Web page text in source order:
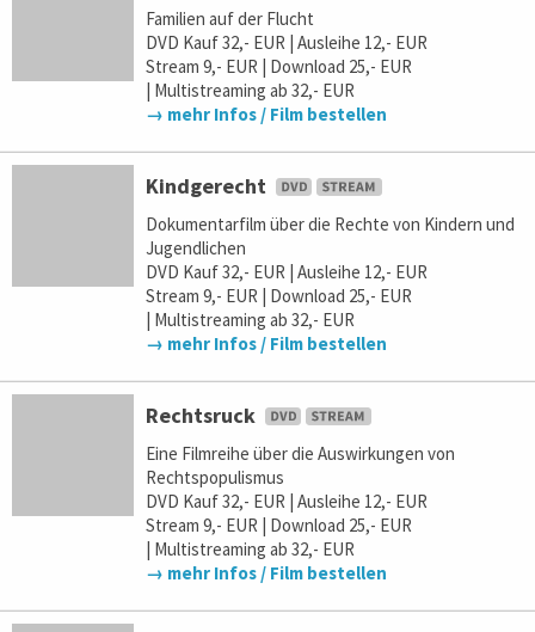
Familien auf der Flucht
DVD Kauf 32,- EUR | Ausleihe 12,- EUR
Stream 9,- EUR | Download 25,- EUR
| Multistreaming ab 32,- EUR
→ mehr Infos / Film bestellen
Kindgerecht
Dokumentarfilm über die Rechte von Kindern und
Jugendlichen
DVD Kauf 32,- EUR | Ausleihe 12,- EUR
Stream 9,- EUR | Download 25,- EUR
| Multistreaming ab 32,- EUR
→ mehr Infos / Film bestellen
Rechtsruck
Eine Filmreihe über die Auswirkungen von
Rechtspopulismus
DVD Kauf 32,- EUR | Ausleihe 12,- EUR
Stream 9,- EUR | Download 25,- EUR
| Multistreaming ab 32,- EUR
→ mehr Infos / Film bestellen